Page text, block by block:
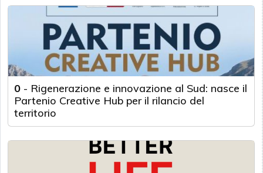
0 - Rigenerazione e innovazione al Sud: nasce il
Partenio Creative Hub per il rilancio del
territorio